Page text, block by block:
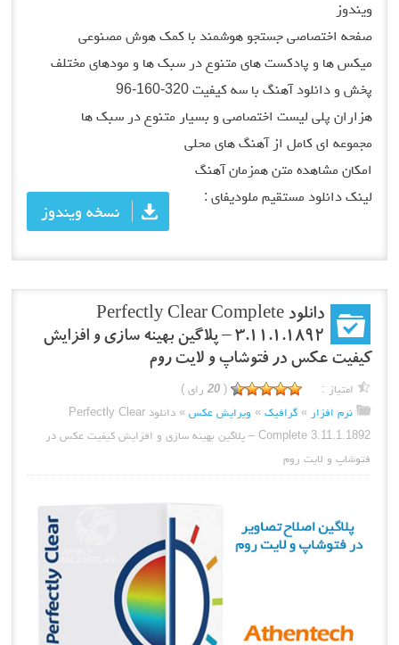
ویندوز
صفحه اختصاصی جستجو هوشمند با کمک هوش مصنوعی
میکس ها و پادکست های متنوع در سبک ها و مودهای مختلف
پخش و دانلود آهنگ با سه کیفیت 320-160-96
هزاران پلی لیست اختصاصی و بسیار متنوع در سبک ها
مجموعه ای کامل از آهنگ های محلی
امکان مشاهده متن همزمان آهنگ
لینک دانلود مستقیم ملودیفای :
نسخه ویندوز
دانلود Perfectly Clear Complete
3.11.1.1892 – پلاگین بهینه سازی و افزایش
کیفیت عکس در فتوشاپ و لایت روم
امتیاز : (
20 رای )
نرم افزار »گرافیک » ویرایش عکس »
دانلود Perfectly Clear
Complete 3.11.1.1892 – پلاگین بهینه سازی و افزایش کیفیت عکس در
فتوشاپ و لایت روم